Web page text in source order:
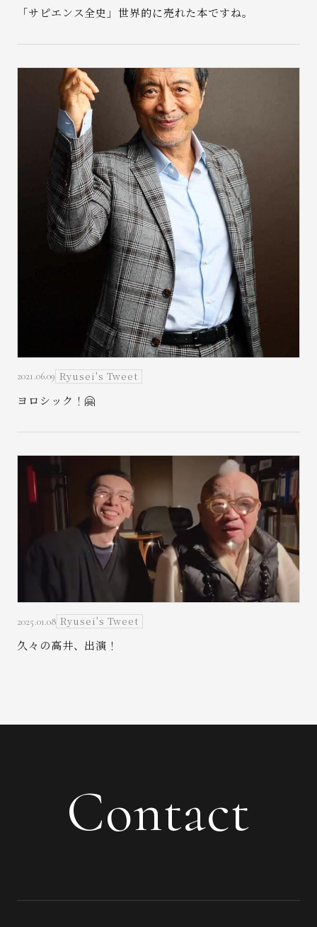
「サピエンス全史」世界的に売れた本ですね。
2021.06.09 Ryusei's Tweet
ヨロシック！🤗
2025.01.08 Ryusei's Tweet
久々の高井、出演！
Contact